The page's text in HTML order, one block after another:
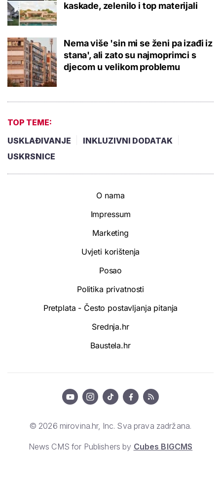
kaskade, zelenilo i top materijali
Nema više 'sin mi se ženi pa izađi iz
stana', ali zato su najmoprimci s
djecom u velikom problemu
TOP TEME:
USKLAĐIVANJE
INKLUZIVNI DODATAK
USKRSNICE
O nama
Impressum
Marketing
Uvjeti korištenja
Posao
Politika privatnosti
Pretplata - Često postavljanja pitanja
Srednja.hr
Baustela.hr
© 2026 mirovina.hr, Inc. Sva prava zadržana.
News CMS for Publishers by Cubes BIGCMS